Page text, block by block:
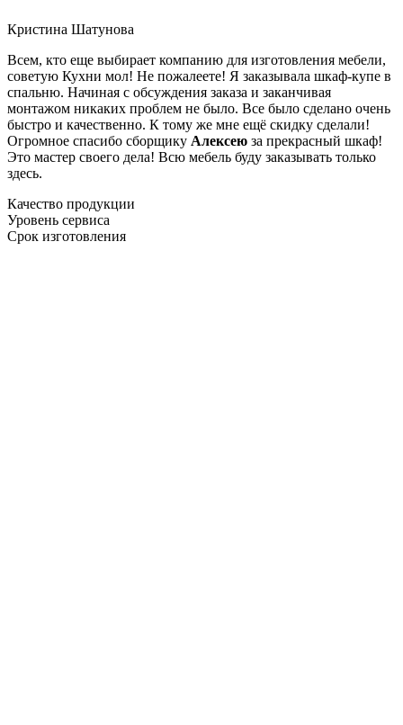
Кристина Шатунова
Всем, кто еще выбирает компанию для изготовления мебели,
советую Кухни мол! Не пожалеете! Я заказывала шкаф-купе в
спальню. Начиная с обсуждения заказа и заканчивая
монтажом никаких проблем не было. Все было сделано очень
быстро и качественно. К тому же мне ещё скидку сделали!
Огромное спасибо сборщику Алексею за прекрасный шкаф!
Это мастер своего дела! Всю мебель буду заказывать только
здесь.
Качество продукции
Уровень сервиса
Срок изготовления